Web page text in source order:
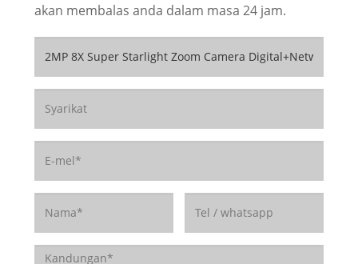
akan membalas anda dalam masa 24 jam.